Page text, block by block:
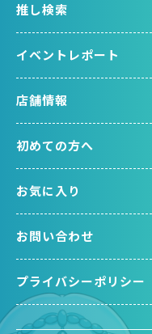
推し検索
イベントレポート
店舗情報
初めての方へ
お気に入り
お問い合わせ
プライバシーポリシー